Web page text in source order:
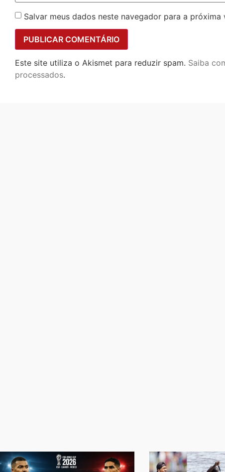
Salvar meus dados neste navegador para a próxima
Este site utiliza o Akismet para reduzir spam. Saiba
processados.